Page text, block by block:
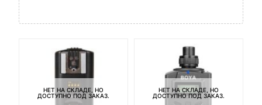
НЕТ НА СКЛАДЕ, НО
ДОСТУПНО ПОД ЗАКАЗ.
НЕТ НА СКЛАДЕ, НО
ДОСТУПНО ПОД ЗАКАЗ.